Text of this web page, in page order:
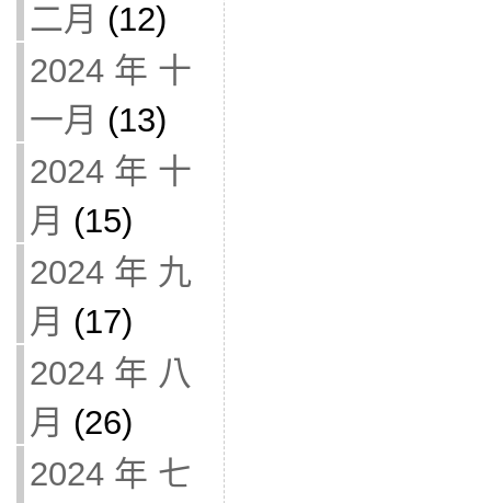
二月 (12)
2024 年 十
一月 (13)
2024 年 十
月 (15)
2024 年 九
月 (17)
2024 年 八
月 (26)
2024 年 七